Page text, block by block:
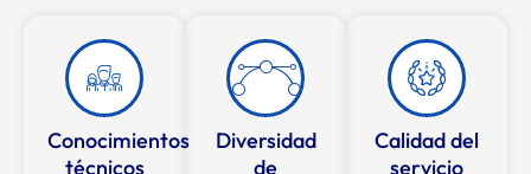
Conocimientos
técnicos
Diversidad
de
Calidad del
servicio